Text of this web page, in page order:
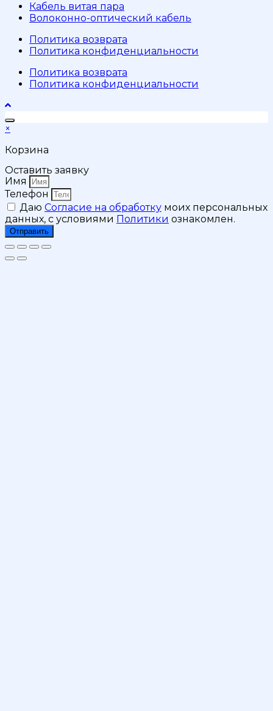
Кабель витая пара
Волоконно-оптический кабель
Политика возврата
Политика конфиденциальности
Политика возврата
Политика конфиденциальности
×
Корзина
Оставить заявку
Имя
Телефон
Даю Согласие на обработку моих персональных
данных, с условиями Политики ознакомлен.
Отправить